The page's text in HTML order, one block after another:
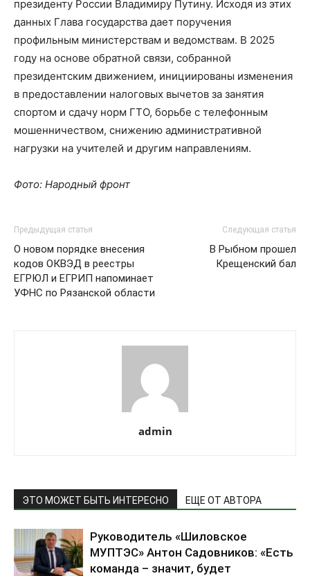
президенту России Владимиру Путину. Исходя из этих
данных Глава государства дает поручения
профильным министерствам и ведомствам. В 2025
году на основе обратной связи, собранной
президентским движением, инициированы изменения
в предоставлении налоговых вычетов за занятия
спортом и сдачу норм ГТО, борьбе с телефонным
мошенничеством, снижению административной
нагрузки на учителей и другим направлениям.
Фото: Народный фронт
Предыдущая статья
О новом порядке внесения
кодов ОКВЭД в реестры
ЕГРЮЛ и ЕГРИП напоминает
УФНС по Рязанской области
Следующая статья
В Рыбном прошел
Крещенский бал
admin
ЭТО МОЖЕТ БЫТЬ ИНТЕРЕСНО ЕЩЕ ОТ АВТОРА
Руководитель «Шиловское
МУПТЭС» Антон Садовников: «Есть
команда – значит, будет